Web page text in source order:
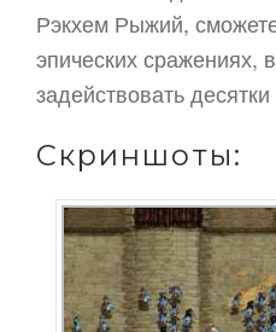
Рэкхем Рыжий,
эпических сражениях,
задействовать
Скриншоты: